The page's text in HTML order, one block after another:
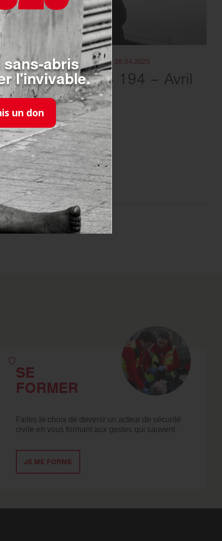
MAGAZINE HOSPITALIERS- 28.04.2025
HOSPITALIERS 194 – Avril
2025
EN SAVOIR PLUS
SE
FORMER
Faites le choix de devenir un acteur de sécurité
civile en vous formant aux gestes qui sauvent.
JE ME FORME
sans-abris
l'invivable.
un don